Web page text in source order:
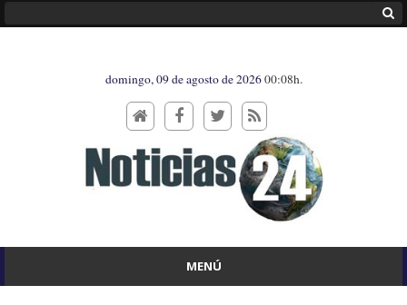
domingo, 09 de agosto de 202600:08h.
MENÚ